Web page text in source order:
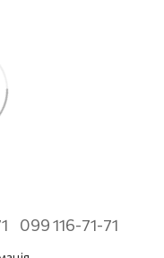
099 116-71-71